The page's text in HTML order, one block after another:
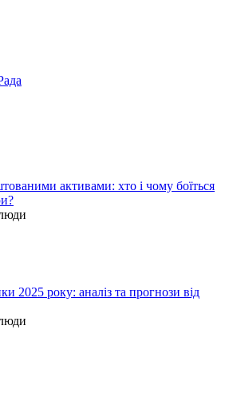
активами: хто і чому боїться
2025 року: аналіз та прогнози від